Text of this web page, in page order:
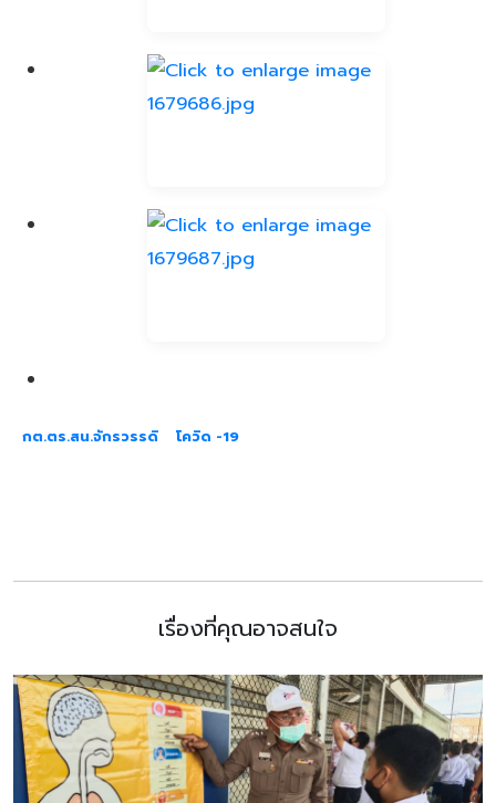
กต.ตร.สน.จักรวรรดิ โควิด -19
เรื่องที่คุณอาจสนใจ